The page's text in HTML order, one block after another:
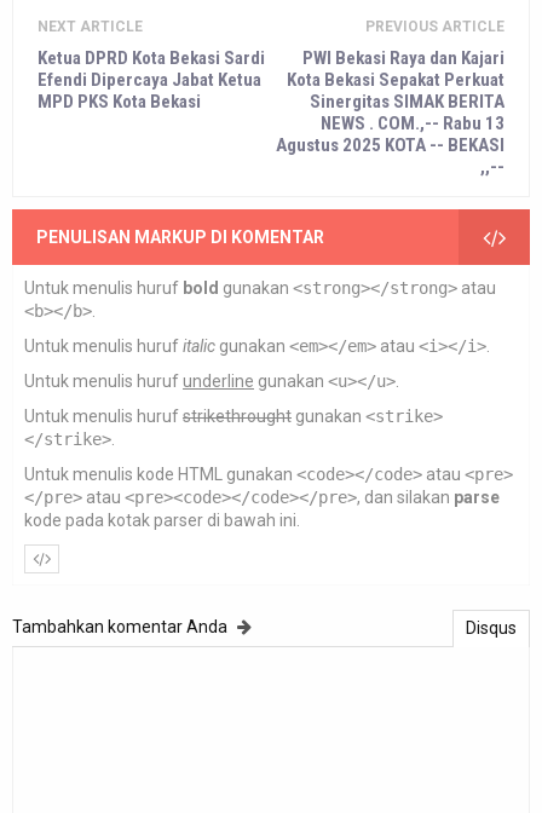
NEXT ARTICLE
Ketua DPRD Kota Bekasi Sardi
Efendi Dipercaya Jabat Ketua
MPD PKS Kota Bekasi
PREVIOUS ARTICLE
PWI Bekasi Raya dan Kajari
Kota Bekasi Sepakat Perkuat
Sinergitas SIMAK BERITA
NEWS . COM.,-- Rabu 13
Agustus 2025 KOTA -- BEKASI
,,--
PENULISAN MARKUP DI KOMENTAR
Untuk menulis huruf bold gunakan <strong></strong> atau
<b></b>
Untuk menulis hurufitalic gunakan <em></em> atau <i></i>
Untuk menulis hurufunderline gunakan <u></u>
Untuk menulis hurufstrikethrought gunakan <strike>
</strike>
Untuk menulis kode HTML gunakan <code></code> atau <pre>
</pre> atau <pre><code></code></pre>, dan silakan parse
kode pada kotak parser di bawah ini.
Disqus
Tambahkan komentar Anda